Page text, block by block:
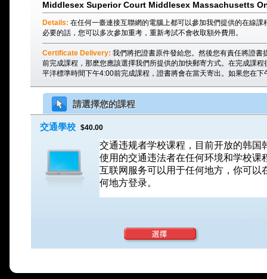
Middlesex Superior Court Middlesex Massachusetts
Details: 在任何一臺連接互聯網的電腦上都可以參加我們提供的在線
必要的話，您可以多次參加重考，重新考試不會收取額外費用。
Certificate Delivery: 我們將把證書原件發給您。然後您有責任將證
前完成課程，那麽您應該選擇我們所提供的加快郵寄方式。在完成課
平洋標準時間下午4:00前完成課程，證書將會在當天寄出。如果您在
請選擇您的課程
交通學校 $40.00
交通违规者学校课程，目前开放的韩国
使用的交通违法者在任何环境和学校课
互联网服务可以用于任何地方，你可以
何地方登录。